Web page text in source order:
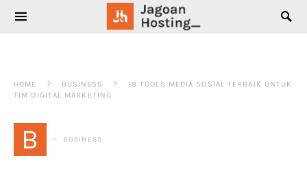
SEARCH FOR:
HOME BUSINESS
18 TOOLS MEDIA SOSIAL TERBAIK UNTUK
TIM DIGITAL MARKETING
B BUSINESS